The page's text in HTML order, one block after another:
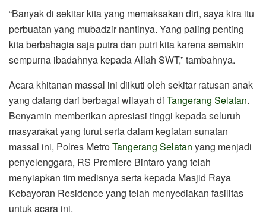
“Banyak di sekitar kita yang memaksakan diri, saya kira itu
perbuatan yang mubadzir nantinya. Yang paling penting
kita berbahagia saja putra dan putri kita karena semakin
sempurna ibadahnya kepada Allah SWT,” tambahnya.
Acara khitanan massal ini diikuti oleh sekitar ratusan anak
yang datang dari berbagai wilayah di Tangerang Selatan.
Benyamin memberikan apresiasi tinggi kepada seluruh
masyarakat yang turut serta dalam kegiatan sunatan
massal ini, Polres MetroTangerang Selatan yang menjadi
penyelenggara, RS Premiere Bintaro yang telah
menyiapkan tim medisnya serta kepada Masjid Raya
Kebayoran Residence yang telah menyediakan fasilitas
untuk acara ini.